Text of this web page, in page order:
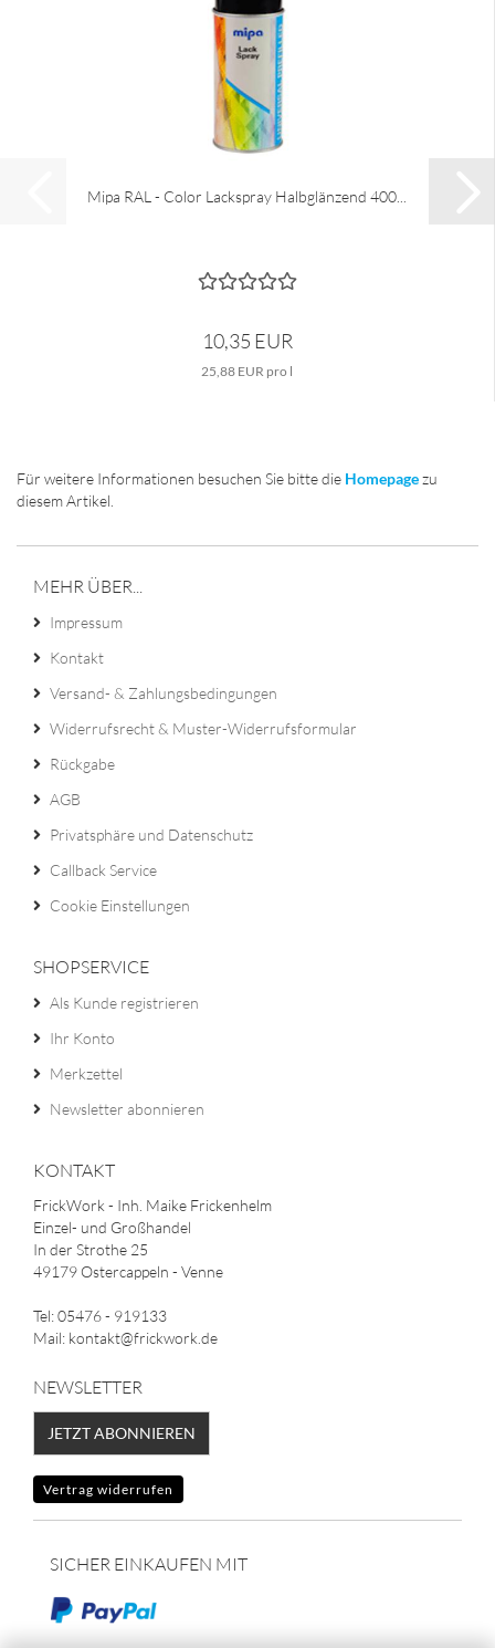
Mipa RAL - Color Lackspray Halbglänzend 400...
10,35 EUR
25,88 EUR pro l
Für weitere Informationen besuchen Sie bitte die Homepagezu
diesem Artikel.
MEHR ÜBER...
Impressum
Kontakt
Versand- & Zahlungsbedingungen
Widerrufsrecht & Muster-Widerrufsformular
Rückgabe
AGB
Privatsphäre und Datenschutz
Callback Service
Cookie Einstellungen
SHOPSERVICE
Als Kunde registrieren
Ihr Konto
Merkzettel
Newsletter abonnieren
KONTAKT
FrickWork - Inh. Maike Frickenhelm
Einzel- und Großhandel
In der Strothe 25
49179 Ostercappeln - Venne
Tel: 05476 - 919133
Mail: kontakt@frickwork.de
NEWSLETTER
JETZT ABONNIEREN
Vertrag widerrufen
SICHER EINKAUFEN MIT